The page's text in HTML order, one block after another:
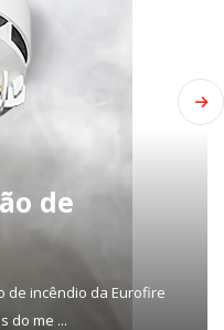
de
de incêndio da Eurofire
do me ...